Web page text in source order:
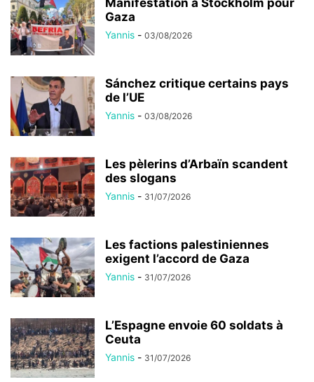
Gaza
Yannis - 03/08/2026
Sánchez critique certains pays
de l’UE
Yannis - 03/08/2026
Les pèlerins d’Arbaïn scandent
des slogans
Yannis - 31/07/2026
Les factions palestiniennes
exigent l’accord de Gaza
Yannis - 31/07/2026
L’Espagne envoie 60 soldats à
Ceuta
Yannis - 31/07/2026